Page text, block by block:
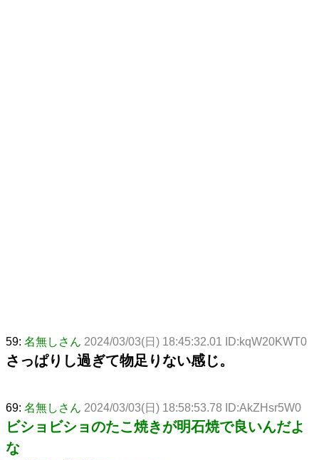
59: 名無しさん 2024/03/03(日) 18:45:32.01 ID:kqW20KWT0
さっぱりし過ぎて物足りない感じ。
69: 名無しさん 2024/03/03(日) 18:58:53.78 ID:AkZHsr5W0
ビショビショのたこ焼きが明石焼で良いんだよ
な